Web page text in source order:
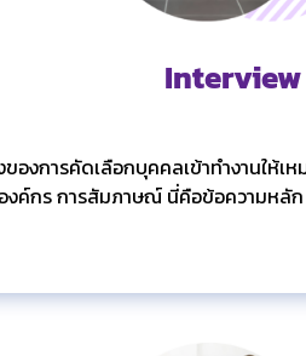
Interview
องการคัดเลือกบุคคลเข้าทำงานให้เ
ค์กร การสัมภาษณ์ นี่คือข้อความหลัก